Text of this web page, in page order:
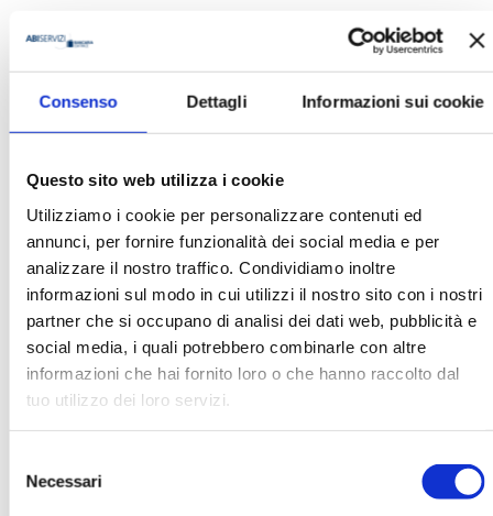
Consenso Dettagli Informazioni sui cookie
Questo sito web utilizza i cookie
Utilizziamo i cookie per personalizzare contenuti ed
annunci, per fornire funzionalità dei social media e per
analizzare il nostro traffico. Condividiamo inoltre
informazioni sul modo in cui utilizzi il nostro sito con i nostri
partner che si occupano di analisi dei dati web, pubblicità e
social media, i quali potrebbero combinarle con altre
informazioni che hai fornito loro o che hanno raccolto dal
tuo utilizzo dei loro servizi.
delNecessari
AUTORE
T. Sabri
EMA Electronic Money Association
Ha pubblicato con noi